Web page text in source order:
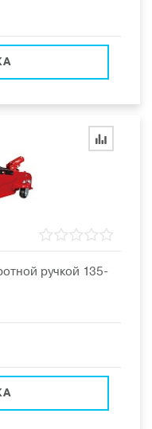
ручкой 135-